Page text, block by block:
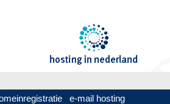
e-mail hosting